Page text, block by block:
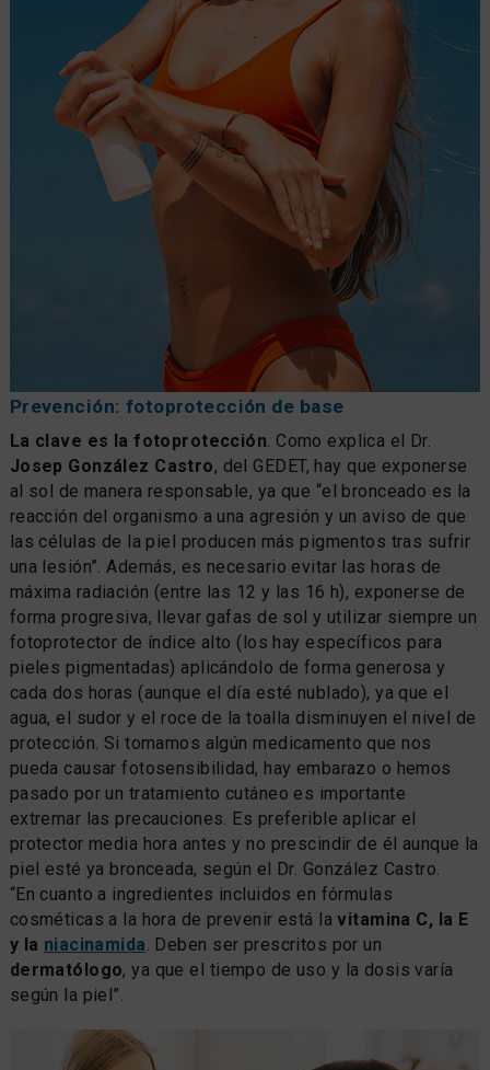
Prevención: fotoprotección de base
La clave es la fotoprotección. Como explica el Dr.
Josep González Castro, del GEDET, hay que exponerse
al sol de manera responsable, ya que “el bronceado es la
reacción del organismo a una agresión y un aviso de que
las células de la piel producen más pigmentos tras sufrir
una lesión”. Además, es necesario evitar las horas de
máxima radiación (entre las 12 y las 16 h), exponerse de
forma progresiva, llevar gafas de sol y utilizar siempre un
fotoprotector de índice alto (los hay específicos para
pieles pigmentadas) aplicándolo de forma generosa y
cada dos horas (aunque el día esté nublado), ya que el
agua, el sudor y el roce de la toalla disminuyen el nivel de
protección. Si tomamos algún medicamento que nos
pueda causar fotosensibilidad, hay embarazo o hemos
pasado por un tratamiento cutáneo es importante
extremar las precauciones. Es preferible aplicar el
protector media hora antes y no prescindir de él aunque la
piel esté ya bronceada, según el Dr. González Castro.
“En cuanto a ingredientes incluidos en fórmulas
cosméticas a la hora de prevenir está lavitamina C, la E
y la niacinamida. Deben ser prescritos por un
dermatólogo, ya que el tiempo de uso y la dosis varía
según la piel”.